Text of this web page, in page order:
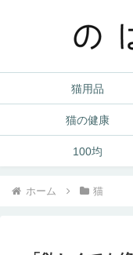
猫用品
猫の健康
100均
ホーム 猫